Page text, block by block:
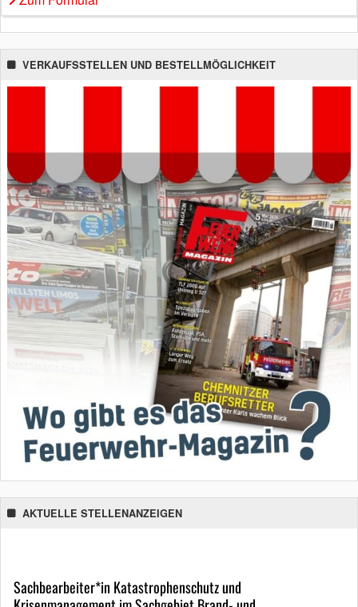
VERKAUFSSTELLEN UND BESTELLMÖGLICHKEIT
AKTUELLE STELLENANZEIGEN
Sachbearbeiter*in Katastrophenschutz und